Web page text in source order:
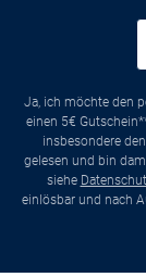
Ja, ich möchte den
einen 5€
insbesondere
gelesen und bin
siehe
einlösbar und nach